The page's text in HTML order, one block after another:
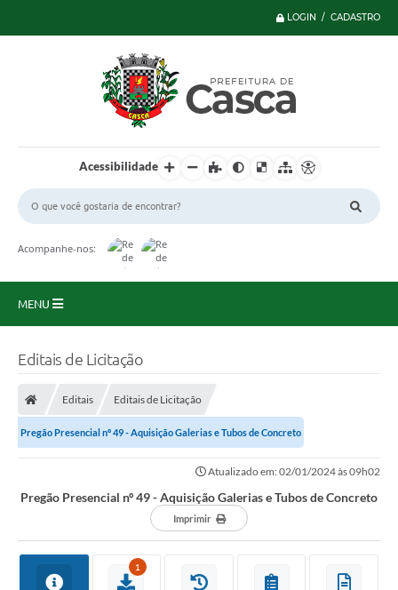
LOGIN / CADASTRO
Acessibilidade
Acompanhe-nos:
MENU
Imprensa
Cidadão
CONCURSO
Editais de Licitação
Editais Editais de Licitação
Pregão Presencial nº 49 - Aquisição Galerias e Tubos de Concreto
Atualizado em: 02/01/2024 às 09h02
Pregão Presencial nº 49 - Aquisição Galerias e Tubos de Concreto
Imprimir
1